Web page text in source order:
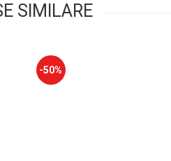
SIMILARE
-50%